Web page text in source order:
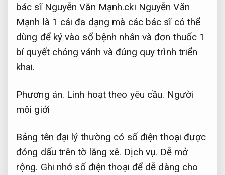
bác sĩ Nguyễn Văn Mạnh.cki Nguyễn Văn
Mạnh là 1 cái đa dạng mà các bác sĩ có thể
dùng để ký vào sổ bệnh nhân và đơn thuốc 1
bí quyết chóng vánh và đúng quy trình triển
khai.
Phương án. Linh hoạt theo yêu cầu. Người
môi giới
Bảng tên đại lý thường có số điện thoại được
đóng dấu trên tờ lăng xê. Dịch vụ. Dễ mở
rộng. Ghi nhớ số điện thoại để dễ dàng cho